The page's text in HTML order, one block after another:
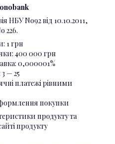
НБУ No92 від 10.10.2011,
226.
1 грн
400 000 грн
0,000001%
— 25
платежі рівними
покупки
продукту та
продукту